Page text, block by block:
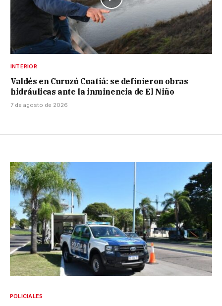
INTERIOR
Valdés en Curuzú Cuatiá: se definieron obras
hidráulicas ante la inminencia de El Niño
7 de agosto de 2026
POLICIALES